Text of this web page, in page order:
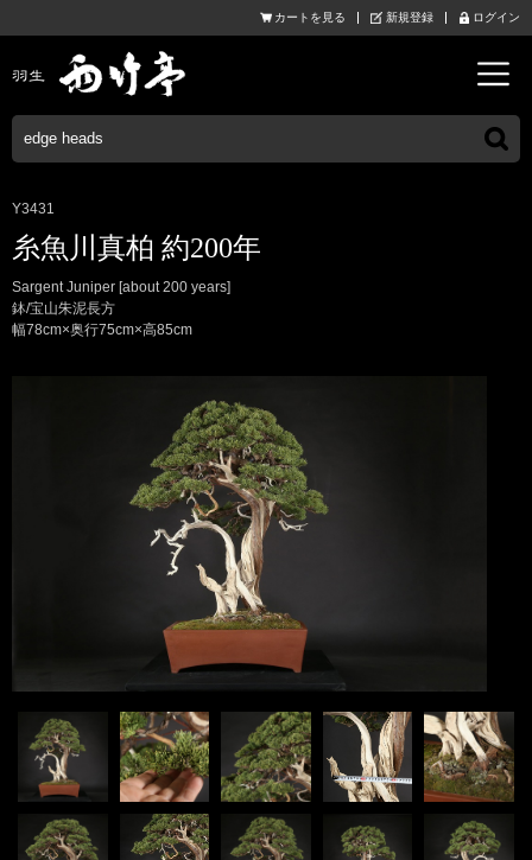
カートを見る 新規登録 ログイン
Y3431
糸魚川真柏 約200年
Sargent Juniper [about 200 years]
鉢/宝山朱泥長方
幅78cm×奥行75cm×高85cm